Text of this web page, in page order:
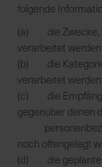
folgende
(a) die Zwecke,
verarbeitet werden;
(b) die
verarbeitet werden;
(c) die
gegenüber denen
noch offengelegt
(d) die geplante